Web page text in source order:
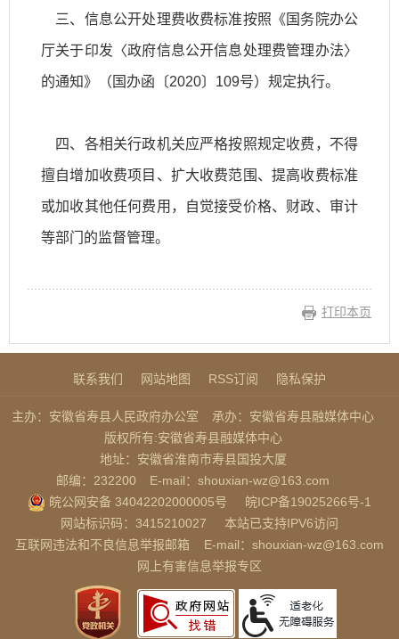
三、信息公开处理费收费标准按照《国务院办公
厅关于印发〈政府信息公开信息处理费管理办法〉
的通知》（国办函〔2020〕109号）规定执行。
四、各相关行政机关应严格按照规定收费，不得
擅自增加收费项目、扩大收费范围、提高收费标准
或加收其他任何费用，自觉接受价格、财政、审计
等部门的监督管理。
打印本页
联系我们 网站地图 RSS订阅 隐私保护
主办：安徽省寿县人民政府办公室
承办：安徽省寿县融媒体中心
版权所有:安徽省寿县融媒体中心
地址：安徽省淮南市寿县国投大厦
邮编：232200
E-mail：shouxian-wz@163.com
皖公网安备 34042202000005号
皖ICP备19025266号-1
网站标识码：3415210027
本站已支持IPV6访问
互联网违法和不良信息举报邮箱
E-mail：shouxian-wz@163.com
网上有害信息举报专区